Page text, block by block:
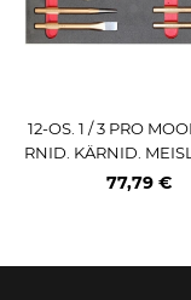
12-OS. 1 / 3 PRO
RNID. KÄRNID.
MF
77,79 €